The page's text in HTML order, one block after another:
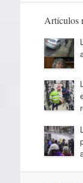
Artículos